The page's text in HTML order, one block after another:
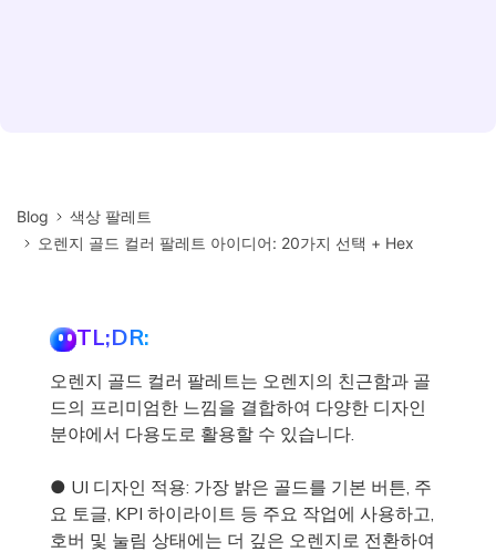
Blog
색상 팔레트
오렌지 골드 컬러 팔레트 아이디어: 20가지 선택 + Hex
TL;DR:
오렌지 골드 컬러 팔레트는 오렌지의 친근함과 골
드의 프리미엄한 느낌을 결합하여 다양한 디자인
분야에서 다용도로 활용할 수 있습니다.
● UI 디자인 적용: 가장 밝은 골드를 기본 버튼, 주
요 토글, KPI 하이라이트 등 주요 작업에 사용하고,
호버 및 눌림 상태에는 더 깊은 오렌지로 전환하여